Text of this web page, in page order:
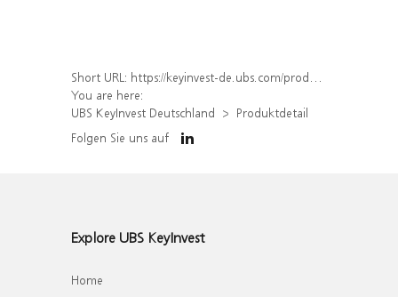
Short URL: https://keyinvest-de.ubs.com/produkt/detail/index/isin/DE000WA9NZ12
You are here:
UBS KeyInvest Deutschland
Produktdetail
Folgen Sie uns auf
Explore UBS KeyInvest
Home